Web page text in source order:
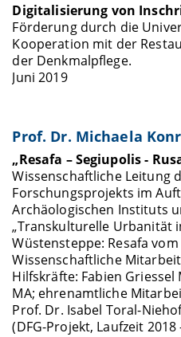
Digitalisierung von
Förderung durch die
Kooperation mit der
der Denkmalpflege.
Juni 2019
Prof. Dr. Michaela
„Resafa – Segiupolis -
Wissenschaftliche Leitung
Forschungsprojekts im
Archäologischen Instituts
„Transkulturelle Urbanität
Wüstensteppe: Resafa
Wissenschaftliche
Hilfskräfte: Fabien
MA; ehrenamtliche
Prof. Dr. Isabel Toral-
(DFG-Projekt, Laufzeit 2018